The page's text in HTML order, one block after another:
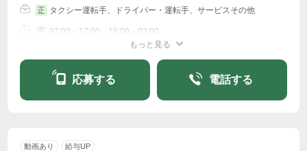
正 タクシー運転手、ドライバー・運転手、サービスその他
正 07:00～17:00、18:00～03:00
もっと見る
応募する 電話する
動画あり 給与UP